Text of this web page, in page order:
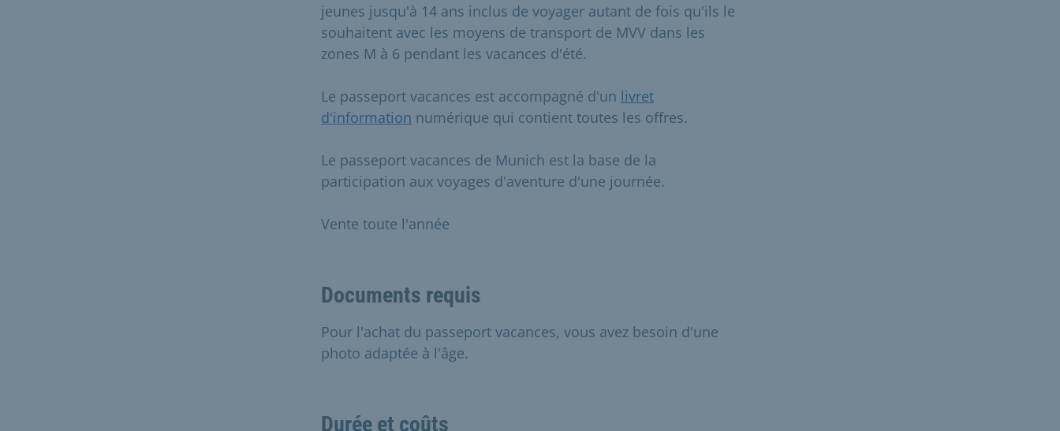
jeunes jusqu'à 14 ans inclus de voyager autant de fois qu'ils le
souhaitent avec les moyens de transport de MVV dans les
zones M à 6 pendant les vacances d'été.
Le passeport vacances est accompagné d'un livret
d'information numérique qui contient toutes les offres.
Le passeport vacances de Munich est la base de la
participation aux voyages d'aventure d'une journée.
Vente toute l'année
Documents requis
Pour l'achat du passeport vacances, vous avez besoin d'une
photo adaptée à l'âge.
Durée et coûts